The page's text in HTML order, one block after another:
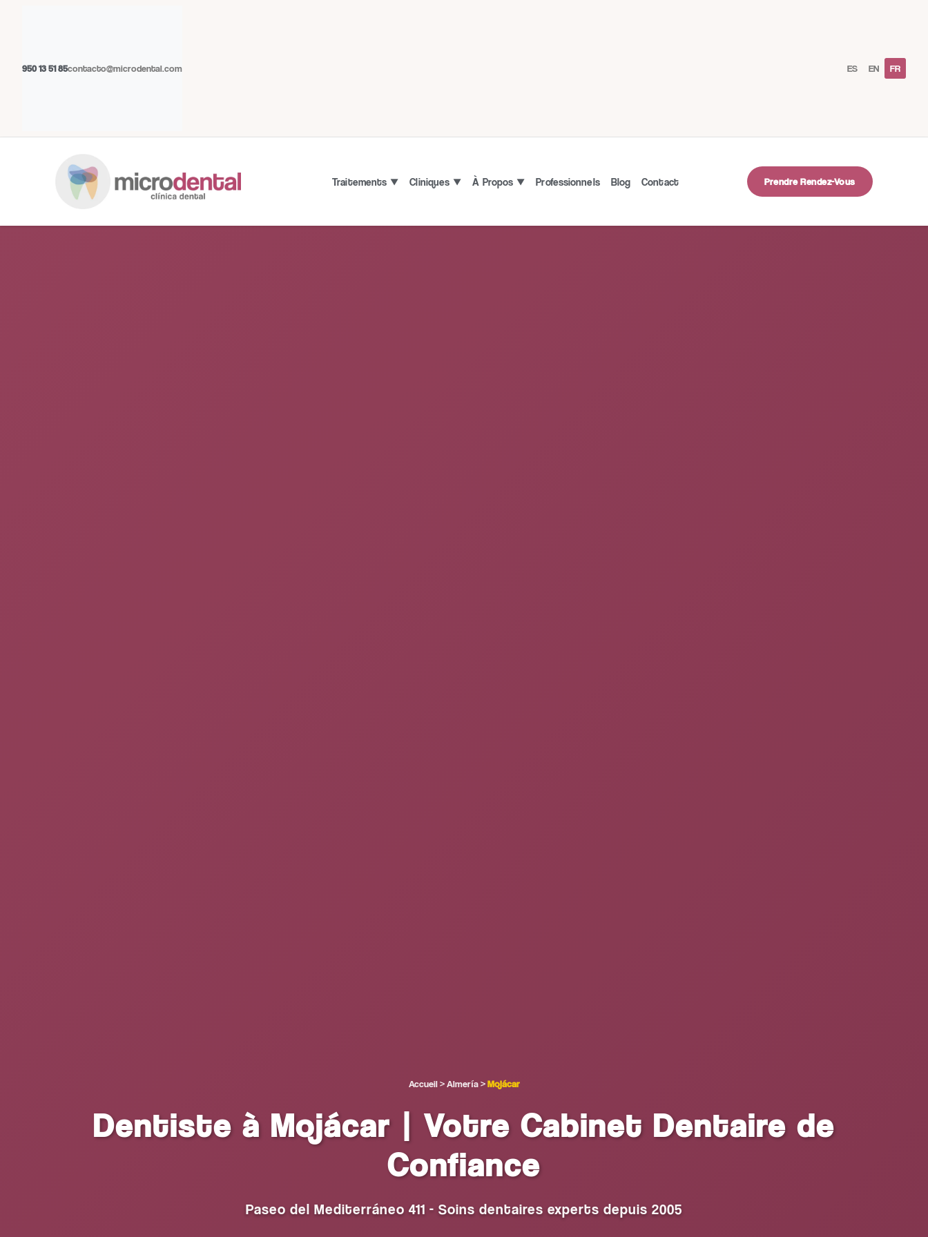
950 13 51 85contacto@microdental.com ES EN FR
Traitements Cliniques À Propos Professionnels Blog Contact Prendre Rendez-Vous
Accueil>Almería>Mojácar
Dentiste à Mojácar | Votre Cabinet Dentaire de
Confiance
Paseo del Mediterráneo 411 - Soins dentaires experts depuis 2005